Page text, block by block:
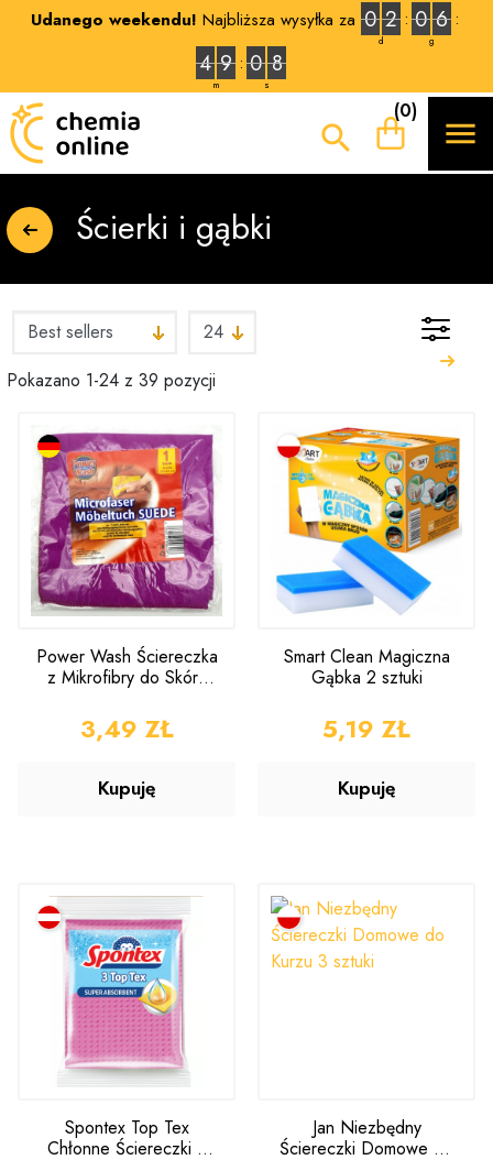
Udanego weekendu! Najbliższa wysyłka za 0 2
d
0 6
g
4 9
m
0 7
s

(0)

Ścierki i gąbki
Pokazano 1-24 z 39 pozycji
Power Wash Ściereczka
z Mikrofibry do Skóry
CENA
3,49 ZŁ
Kupuję
Smart Clean Magiczna
Gąbka 2 sztuki
CENA
5,19 ZŁ
Kupuję
Spontex Top Tex
Chłonne Ściereczki 3
Jan Niezbędny
Ściereczki Domowe do